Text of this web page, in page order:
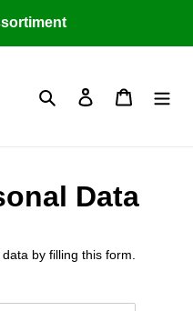
Zoeken Aanmelden
Data
by filling this form.